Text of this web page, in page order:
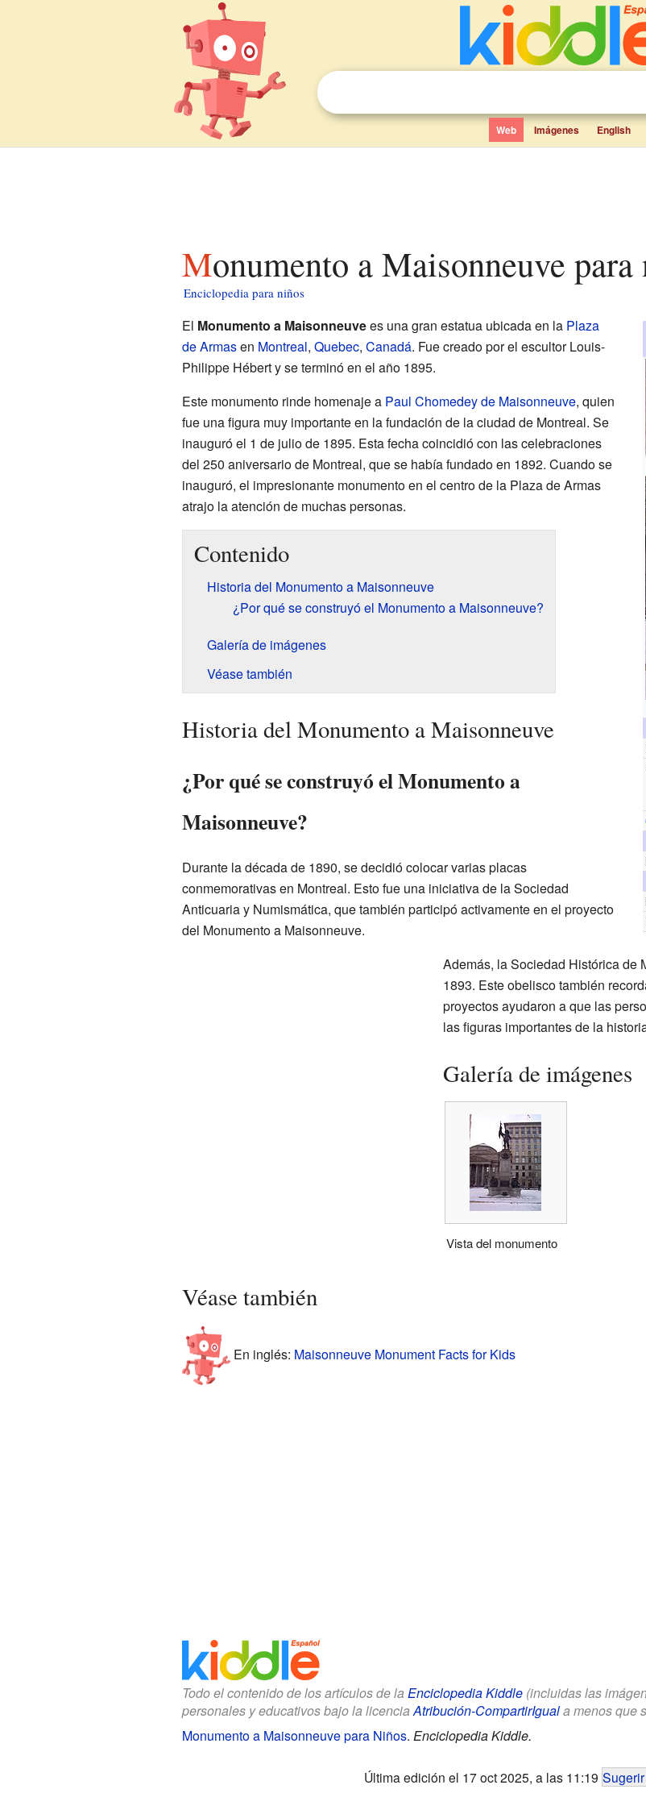
Web Imágenes English
Monumento a Maisonneuve
Enciclopedia para niños
El Monumento a Maisonneuvees una gran estatua ubicada en la Plaza
de Armasen Montreal, Quebec, Canadá. Fue creado por el escultor Louis-
Philippe Hébert y se terminó en el año 1895.
Este monumento rinde homenaje a Paul Chomedey de Maisonneuve, quien
fue una figura muy importante en la fundación de la ciudad de Montreal. Se
inauguró el 1 de julio de 1895. Esta fecha coincidió con las celebraciones
del 250 aniversario de Montreal, que se había fundado en 1892. Cuando se
inauguró, el impresionante monumento en el centro de la Plaza de Armas
atrajo la atención de muchas personas.
Contenido
Historia del Monumento a Maisonneuve
¿Por qué se construyó el Monumento a Maisonneuve?
Galería de imágenes
Véase también
Historia del Monumento a Maisonneuve
¿Por qué se construyó el Monumento a
Maisonneuve?
Durante la década de 1890, se decidió colocar varias placas
conmemorativas en Montreal. Esto fue una iniciativa de la Sociedad
Anticuaria y Numismática, que también participó activamente en el proyecto
del Monumento a Maisonneuve.
Además, la Sociedad Histórica de
1893. Este obelisco también
proyectos ayudaron a que las
las figuras importantes de la
Galería de imágenes
Vista del monumento
Véase también
En inglés: Maisonneuve Monument Facts for Kids
Todo el contenido de los artículos de la Enciclopedia Kiddle(incluidas las
personales y educativos bajo la licencia Atribución-CompartirIguala menos que
Monumento a Maisonneuve para Niños. Enciclopedia Kiddle.
Última edición el 17 oct 2025, a las 11:19